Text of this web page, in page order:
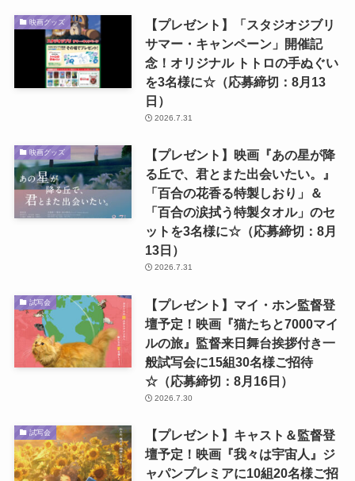
映画グッズ
【プレゼント】「スタジオジブリ
サマー・キャンペーン」開催記
念！オリジナル トトロの手ぬぐい
を3名様に☆（応募締切：8月13
日）
2026.7.31
映画グッズ
【プレゼント】映画『あの星が降
る丘で、君とまた出会いたい。』
「百合の花香る特製しおり」＆
「百合の涙拭う特製タオル」のセ
ットを3名様に☆（応募締切：8月
13日）
2026.7.31
試写会
【プレゼント】マイ・ホン監督登
壇予定！映画『猫たちと7000マイ
ルの旅』監督来日舞台挨拶付き一
般試写会に15組30名様ご招待
☆（応募締切：8月16日）
2026.7.30
試写会
【プレゼント】キャスト＆監督登
壇予定！映画『我々は宇宙人』ジ
ャパンプレミアに10組20名様ご招